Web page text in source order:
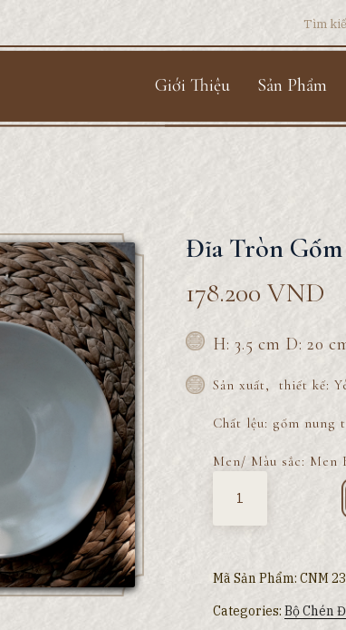
Search
for:
Giới Thiệu Sản Phẩm
Đĩa Tròn
178.200 VND
H: 3.5 cm D: 20
Sản xuất, thiết kế:
Chất lệu: gốm nung
Men/ Màu sắc: Men
Mã Sản Phẩm: CNM
Categories: Bộ Chén